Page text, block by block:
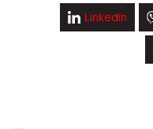
Linkedin